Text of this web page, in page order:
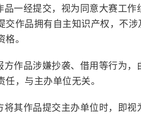
经提交，视为同意大赛工作
交作品拥有自主知识产权，不
。
品涉嫌抄袭、借用等行为，
任，与主办单位无关。
作品提交主办单位时，即视